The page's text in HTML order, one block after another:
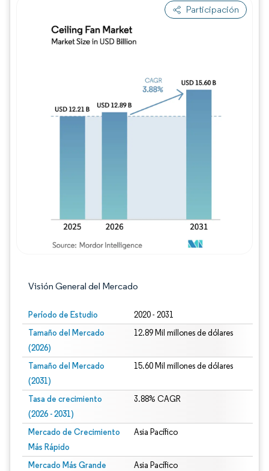
Participación
Visión General del Mercado
Período de Estudio 2020 - 2031
Tamaño del Mercado
(2026)
12.89 Mil millones de dólares
Tamaño del Mercado
(2031)
15.60 Mil millones de dólares
Tasa de crecimiento
(2026 - 2031)
3.88% CAGR
Mercado de Crecimiento
Más Rápido
Asia Pacífico
Mercado Más Grande Asia Pacífico